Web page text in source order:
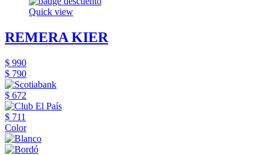
Quick view
REMERA KIER
$ 990
$ 790
$ 672
$ 711
Color